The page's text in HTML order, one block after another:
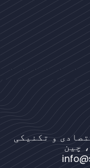
اقتصادی و تکنیکی
چین